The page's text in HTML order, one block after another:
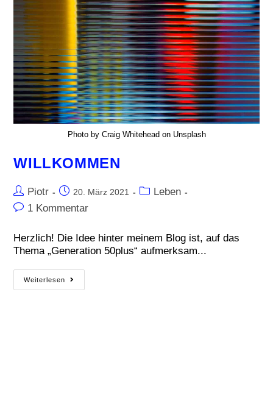
Photo by Craig Whitehead on Unsplash
WILLKOMMEN
Piotr 20. März 2021
Leben
1 Kommentar
Herzlich! Die Idee hinter meinem Blog ist, auf das
Thema „Generation 50plus“ aufmerksam...
Weiterlesen